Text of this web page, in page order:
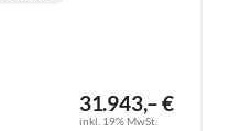
31.943,– €
inkl. 19% MwSt.